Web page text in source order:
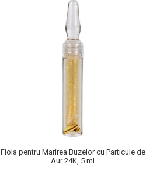
Fiola pentru Marirea Buzelor cu Particule de
Aur 24K, 5 ml